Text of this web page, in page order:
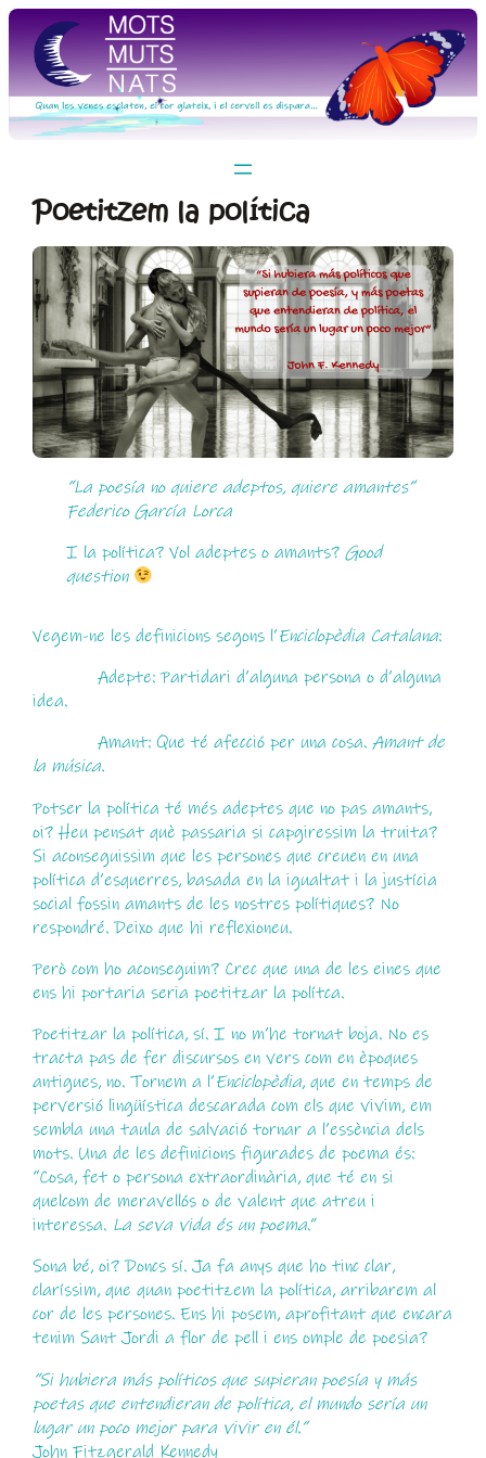
Vés
al
contingut
Poetitzem la política
“La poesía no quiere adeptos, quiere amantes”
Federico García Lorca
I la política? Vol adeptes o amants? Good
question
Vegem-ne les definicions segons l’Enciclopèdia Catalana:
Adepte: Partidari d’alguna persona o d’alguna
idea.
Amant: Que té afecció per una cosa. Amant de
la música.
Potser la política té més adeptes que no pas amants,
oi? Heu pensat què passaria si capgiressim la truita?
Si aconseguissim que les persones que creuen en una
política d’esquerres, basada en la igualtat i la justícia
social fossin amants de les nostres polítiques? No
respondré. Deixo que hi reflexioneu.
Però com ho aconseguim? Crec que una de les eines que
ens hi portaria seria poetitzar la polítca.
Poetitzar la política, sí. I no m’he tornat boja. No es
tracta pas de fer discursos en vers com en èpoques
antigues, no. Tornem a l’Enciclopèdia, que en temps de
perversió lingüística descarada com els que vivim, em
sembla una taula de salvació tornar a l’essència dels
mots. Una de les definicions figurades de poema és:
“Cosa, fet o persona extraordinària, que té en si
quelcom de meravellós o de valent que atreu i
interessa. La seva vida és un poema.”
Sona bé, oi? Doncs sí. Ja fa anys que ho tinc clar,
claríssim, que quan poetitzem la política, arribarem al
cor de les persones. Ens hi posem, aprofitant que encara
tenim Sant Jordi a flor de pell i ens omple de poesia?
“Si hubiera más políticos que supieran poesía y más
poetas que entendieran de política, el mundo sería un
lugar un poco mejor para vivir en él.”
John Fitzgerald Kennedy